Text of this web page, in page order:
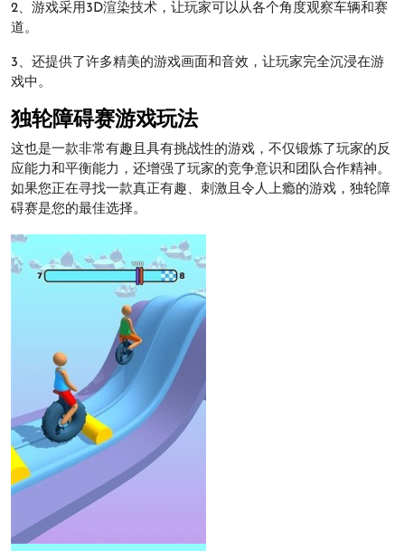
2、游戏采用3D渲染技术，让玩家可以从各个角度观察车辆和赛
道。
3、还提供了许多精美的游戏画面和音效，让玩家完全沉浸在游
戏中。
独轮障碍赛游戏玩法
这也是一款非常有趣且具有挑战性的游戏，不仅锻炼了玩家的反
应能力和平衡能力，还增强了玩家的竞争意识和团队合作精神。
如果您正在寻找一款真正有趣、刺激且令人上瘾的游戏，独轮障
碍赛是您的最佳选择。